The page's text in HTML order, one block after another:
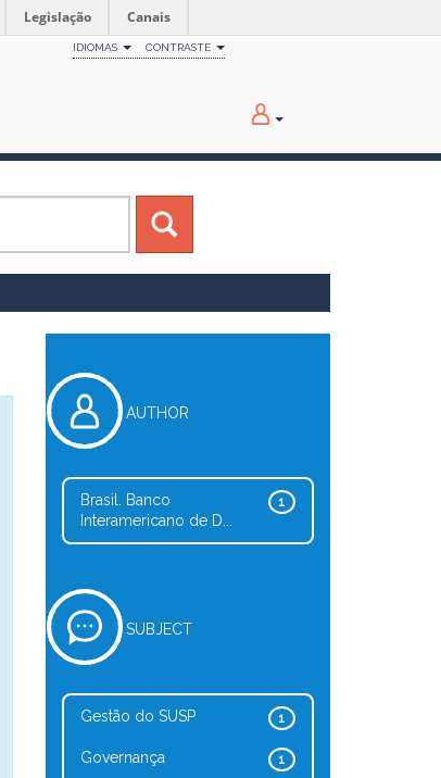
Legislação Canais
IDIOMAS CONTRASTE
AUTHOR
1
Brasil. Banco
Interamericano de D...
SUBJECT
1
Gestão do SUSP
1
Governança